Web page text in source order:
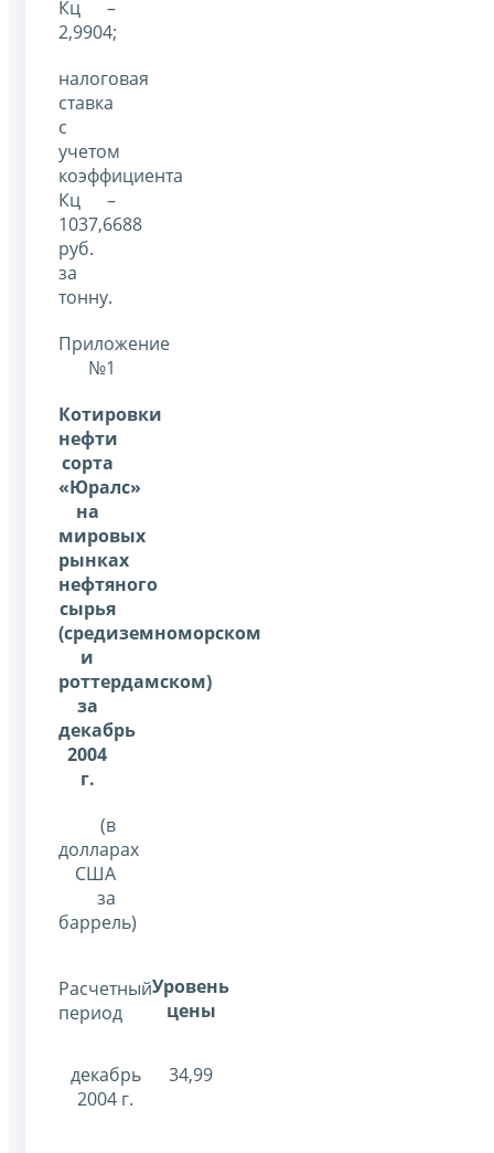
Кц –
2,9904;
налоговая
ставка
с
учетом
коэффициента
Кц –
1037,6688
руб.
за
тонну.
Приложение
№1
Котировки
нефти
сорта
«Юралс»
на
мировых
рынках
нефтяного
сырья
(средиземноморском
и
роттердамском)
за
декабрь
2004
г.
(в
долларах
США
за
баррель)
Расчетный
период
Уровень
цены
декабрь
2004 г.
34,99